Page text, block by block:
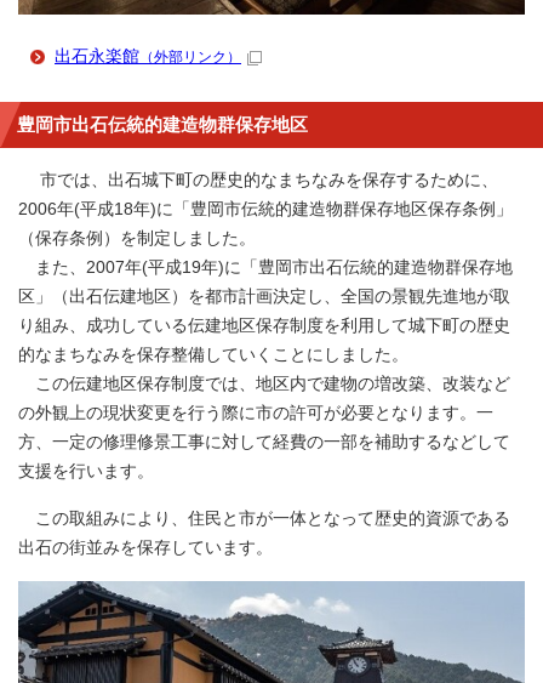
出石永楽館 （外部リンク）
豊岡市出石伝統的建造物群保存地区
市では、出石城下町の歴史的なまちなみを保存するために、
2006年(平成18年)に「豊岡市伝統的建造物群保存地区保存条例」
（保存条例）を制定しました。
また、2007年(平成19年)に「豊岡市出石伝統的建造物群保存地
区」（出石伝建地区）を都市計画決定し、全国の景観先進地が取
り組み、成功している伝建地区保存制度を利用して城下町の歴史
的なまちなみを保存整備していくことにしました。
この伝建地区保存制度では、地区内で建物の増改築、改装など
の外観上の現状変更を行う際に市の許可が必要となります。一
方、一定の修理修景工事に対して経費の一部を補助するなどして
支援を行います。
この取組みにより、住民と市が一体となって歴史的資源である
出石の街並みを保存しています。